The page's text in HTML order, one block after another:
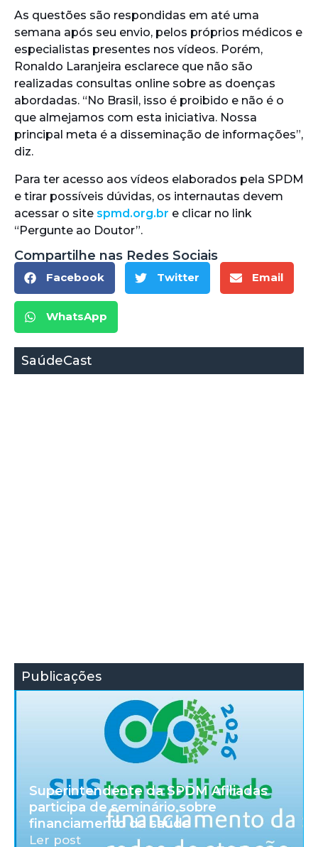
As questões são respondidas em até uma
semana após seu envio, pelos próprios médicos e
especialistas presentes nos vídeos. Porém,
Ronaldo Laranjeira esclarece que não são
realizadas consultas online sobre as doenças
abordadas. “No Brasil, isso é proibido e não é o
que almejamos com esta iniciativa. Nossa
principal meta é a disseminação de informações”,
diz.
Para ter acesso aos vídeos elaborados pela SPDM
e tirar possíveis dúvidas, os internautas devem
acessar o site spmd.org.br e clicar no link
“Pergunte ao Doutor”.
Compartilhe nas Redes Sociais
Facebook Twitter Email
WhatsApp
SaúdeCast
Publicações
Superintendente da SPDM Afiliadas
participa de seminário sobre
financiamento da saúde
Ler post